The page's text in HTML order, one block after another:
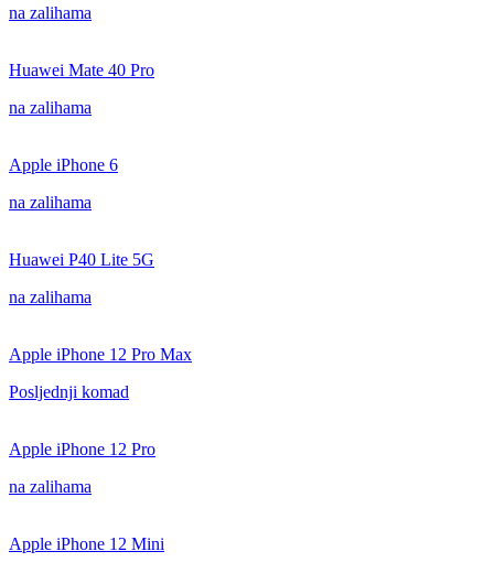
na zalihama
Huawei Mate 40 Pro
na zalihama
Apple iPhone 6
na zalihama
Huawei P40 Lite 5G
na zalihama
Apple iPhone 12 Pro Max
Posljednji komad
Apple iPhone 12 Pro
na zalihama
Apple iPhone 12 Mini